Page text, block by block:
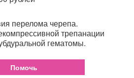
перелома черепа.
трепанации
гематомы.
Помочь